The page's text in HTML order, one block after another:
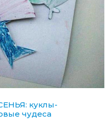
куклы-
чудеса